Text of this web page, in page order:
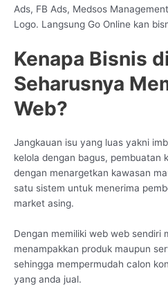
Ads, FB Ads, Medsos
Logo. Langsung Go Online kan
Kenapa Bisnis
Seharusnya
Web?
Jangkauan isu yang luas yakni
kelola dengan bagus, pembuatan
dengan menargetkan kawasan
satu sistem untuk menerima
market asing.
Dengan memiliki web web sendiri
menampakkan produk maupun
sehingga mempermudah calon
yang anda jual.